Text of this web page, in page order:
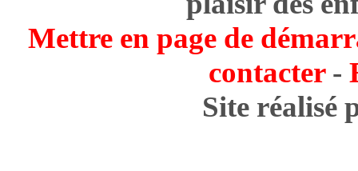
Mettre en page de
contacter-
Site réalisé